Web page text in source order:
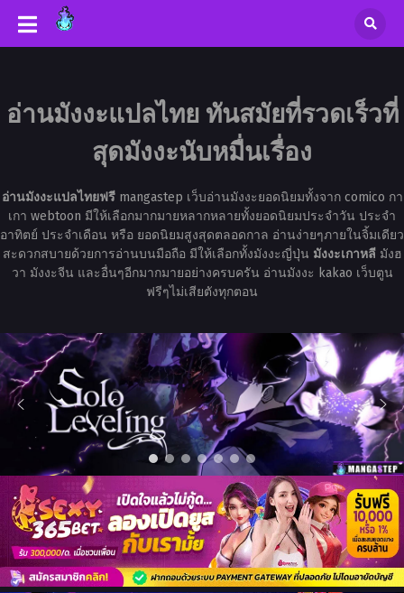
อ่านมังงะแปลไทย ทันสมัยที่รวดเร็วที่
สุดมังงะนับหมื่นเรื่อง
อ่านมังงะแปลไทยฟรีmangastep เว็บอ่านมังงะยอดนิยมทั้งจาก comico กา
เกา webtoon มีให้เลือกมากมายหลากหลายทั้งยอดนิยมประจำวัน ประจำ
อาทิตย์ ประจำเดือน หรือ ยอดนิยมสูงสุดตลอดกาล อ่านง่ายๆภายในจิ้มเดียว
สะดวกสบายด้วยการอ่านบนมือถือ มีให้เลือกทั้งมังงะญี่ปุ่น มังงะเกาหลีมังฮ
วา มังงะจีน และอื่นๆอีกมากมายอย่างครบครัน อ่านมังงะ kakao เว็บตูน
ฟรีๆไม่เสียตังทุกตอน